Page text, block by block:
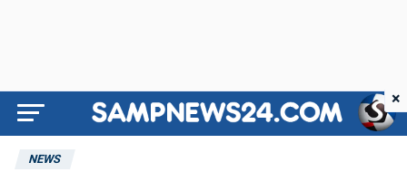
NEWS
×